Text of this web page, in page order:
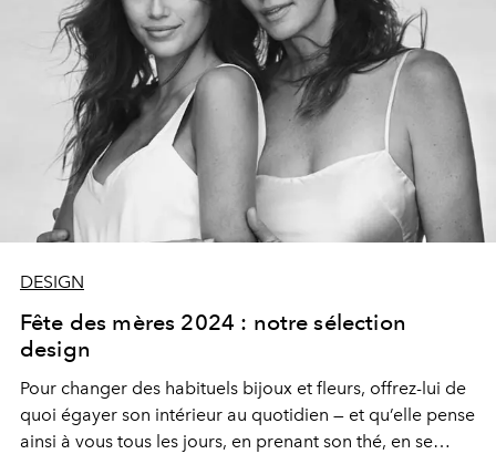
DESIGN
Fête des mères 2024 : notre sélection
design
Pour changer des habituels bijoux et fleurs, offrez-lui de
quoi égayer son intérieur au quotidien — et qu’elle pense
ainsi à vous tous les jours, en prenant son thé, en se